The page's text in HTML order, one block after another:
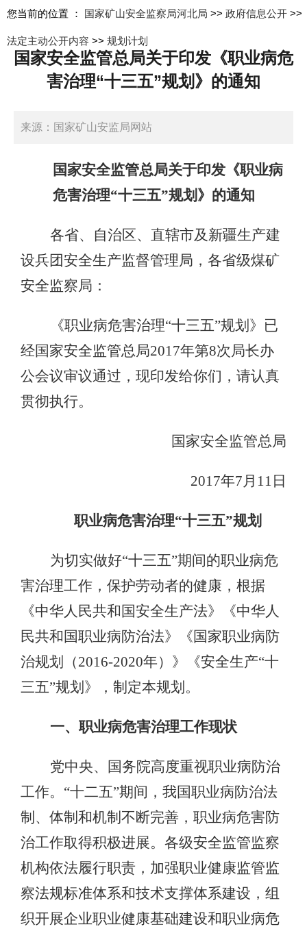
您当前的位置 ： 国家矿山安全监察局河北局 >> 政府信息公开 >>
法定主动公开内容 >> 规划计划
国家安全监管总局关于印发《职业病危
害治理“十三五”规划》的通知
来源：国家矿山安监局网站
日期：2017-12-08 11:08:00
国家安全监管总局关于印发《职业病
危害治理“十三五”规划》的通知
各省、自治区、直辖市及新疆生产建
设兵团安全生产监督管理局，各省级煤矿
安全监察局：
《职业病危害治理“十三五”规划》已
经国家安全监管总局2017年第8次局长办
公会议审议通过，现印发给你们，请认真
贯彻执行。
国家安全监管总局
2017年7月11日
职业病危害治理“十三五”规划
为切实做好“十三五”期间的职业病危
害治理工作，保护劳动者的健康，根据
《中华人民共和国安全生产法》《中华人
民共和国职业病防治法》《国家职业病防
治规划（2016-2020年）》《安全生产“十
三五”规划》，制定本规划。
一、职业病危害治理工作现状
党中央、国务院高度重视职业病防治
工作。“十二五”期间，我国职业病防治法
制、体制和机制不断完善，职业病危害防
治工作取得积极进展。各级安全监管监察
机构依法履行职责，加强职业健康监管监
察法规标准体系和技术支撑体系建设，组
织开展企业职业健康基础建设和职业病危